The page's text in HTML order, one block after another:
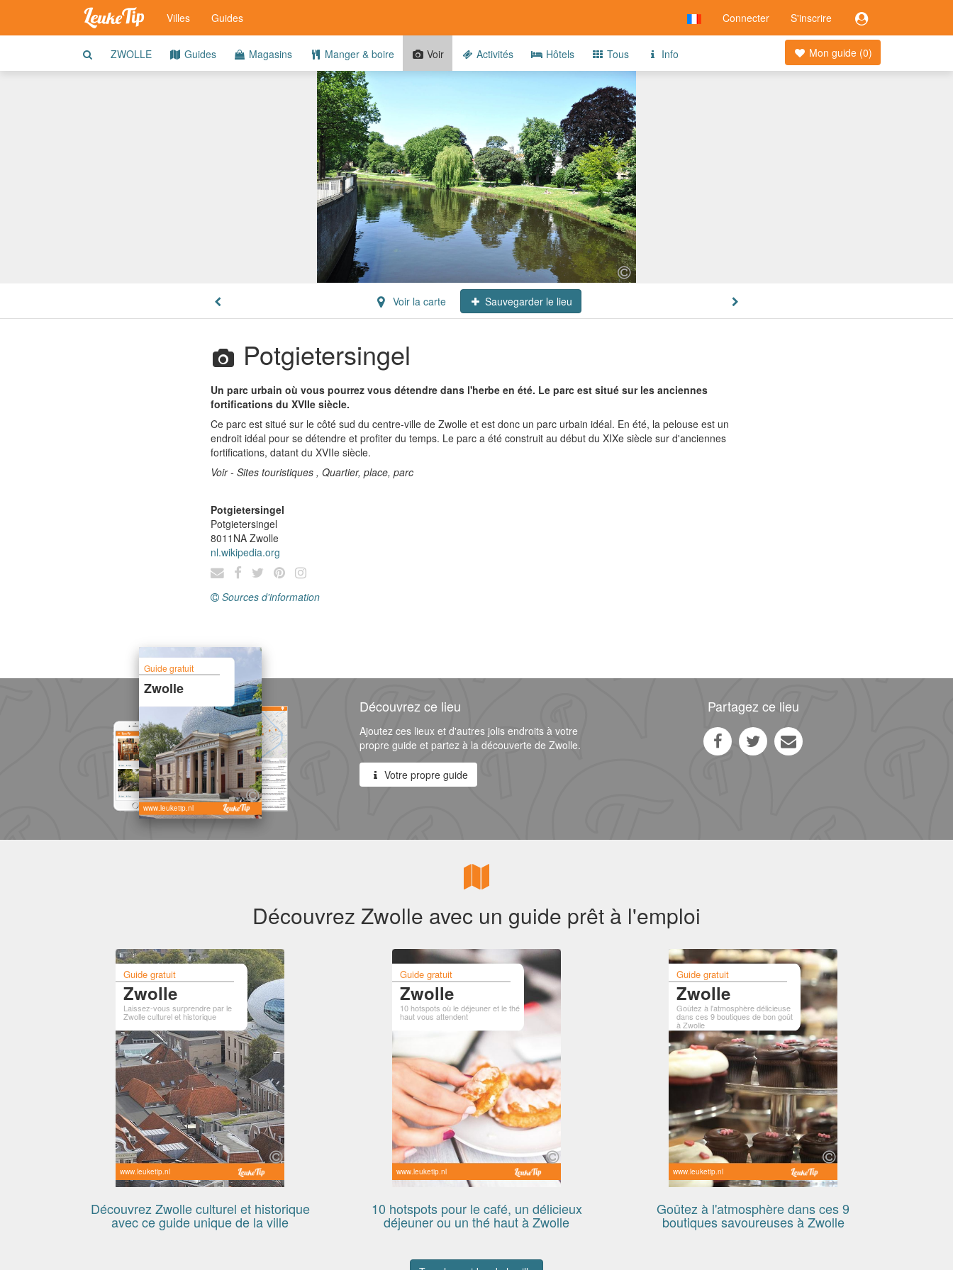
Connecter S'inscrire
Villes Guides
Mon guide (0)
ZWOLLE Guides Magasins Manger & boire Voir Activités Hôtels Tous Info
Voir la carte Sauvegarder le lieu
Potgietersingel
Un parc urbain où vous pourrez vous détendre dans l'herbe en été. Le parc est situé sur les anciennes
fortifications du XVIIe siècle.
Ce parc est situé sur le côté sud du centre-ville de Zwolle et est donc un parc urbain idéal. En été, la pelouse est un
endroit idéal pour se détendre et profiter du temps. Le parc a été construit au début du XIXe siècle sur d'anciennes
fortifications, datant du XVIIe siècle.
Voir - Sites touristiques , Quartier, place, parc
Potgietersingel
Potgietersingel
8011NA Zwolle
nl.wikipedia.org
Sources d'information
Guide gratuit
Zwolle
www.leuketip.nl
Découvrez ce lieu
Ajoutez ces lieux et d'autres jolis endroits à votre
propre guide et partez à la découverte de Zwolle.
Votre propre guide
Partagez ce lieu
Découvrez Zwolle avec un guide prêt à l'emploi
Guide gratuit
Zwolle
Laissez-vous surprendre par le
Zwolle culturel et historique
www.leuketip.nl
Découvrez Zwolle culturel et historique
avec ce guide unique de la ville
Guide gratuit
Zwolle
10 hotspots où le déjeuner et le thé
haut vous attendent
www.leuketip.nl
10 hotspots pour le café, un délicieux
déjeuner ou un thé haut à Zwolle
Guide gratuit
Zwolle
Goûtez à l'atmosphère délicieuse
dans ces 9 boutiques de bon goût
à Zwolle
www.leuketip.nl
Goûtez à l'atmosphère dans ces 9
boutiques savoureuses à Zwolle